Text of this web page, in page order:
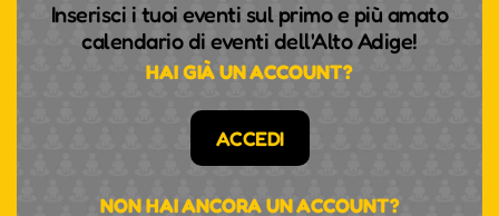
Inserisci i tuoi eventi sul primo e più amato
calendario di eventi dell'Alto Adige!
HAI GIÀ UN ACCOUNT?
ACCEDI
NON HAI ANCORA UN ACCOUNT?